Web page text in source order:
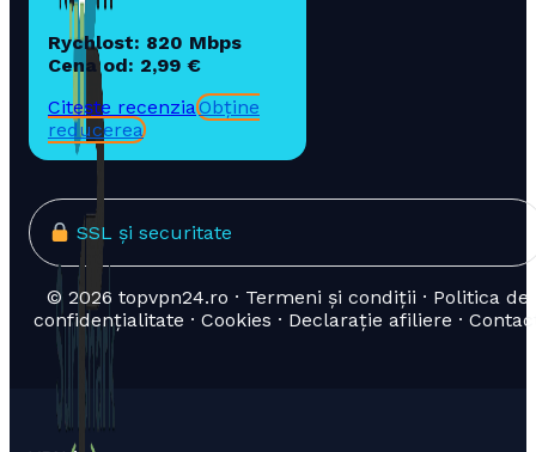
Rychlost: 820 Mbps
Cena od: 2,99 €
Citește recenziaObține
reducerea
SSL și securitate
© 2026 topvpn24.ro · Termeni și condiții · Politica de
confidențialitate · Cookies · Declarație afiliere ·